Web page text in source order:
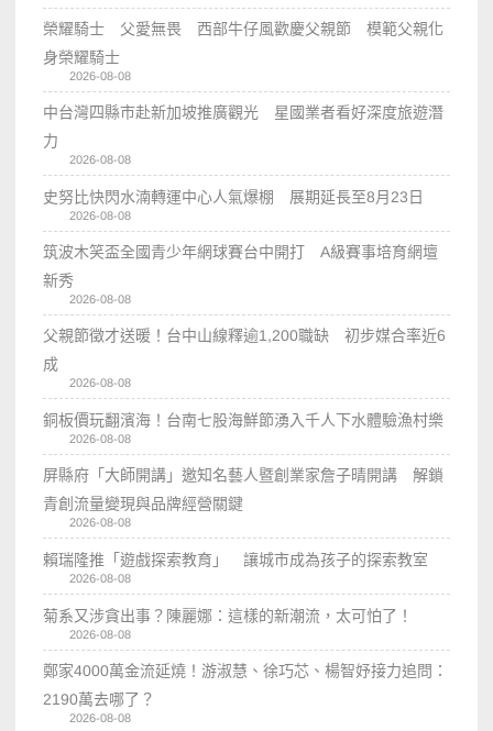
榮耀騎士 父愛無畏 西部牛仔風歡慶父親節 模範父親化
身榮耀騎士
2026-08-08
中台灣四縣市赴新加坡推廣觀光 星國業者看好深度旅遊潛
力
2026-08-08
史努比快閃水湳轉運中心人氣爆棚 展期延長至8月23日
2026-08-08
筑波木笑盃全國青少年網球賽台中開打 A級賽事培育網壇
新秀
2026-08-08
父親節徵才送暖！台中山線釋逾1,200職缺 初步媒合率近6
成
2026-08-08
銅板價玩翻濱海！台南七股海鮮節湧入千人下水體驗漁村樂
2026-08-08
屏縣府「大師開講」邀知名藝人暨創業家詹子晴開講 解鎖
青創流量變現與品牌經營關鍵
2026-08-08
賴瑞隆推「遊戲探索教育」 讓城市成為孩子的探索教室
2026-08-08
菊系又涉貪出事？陳麗娜：這樣的新潮流，太可怕了！
2026-08-08
鄭家4000萬金流延燒！游淑慧、徐巧芯、楊智妤接力追問：
2190萬去哪了？
2026-08-08